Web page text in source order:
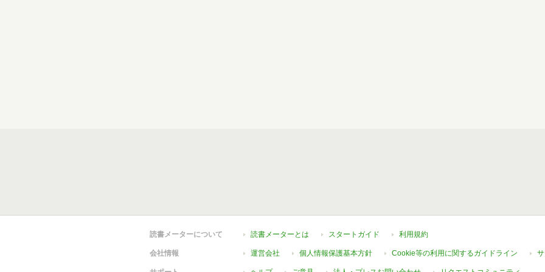
読書メーターについて 読書メーターとは スタートガイド 利用規約
会社情報 運営会社 個人情報保護基本方針 Cookie等の利用に関するガイドライン